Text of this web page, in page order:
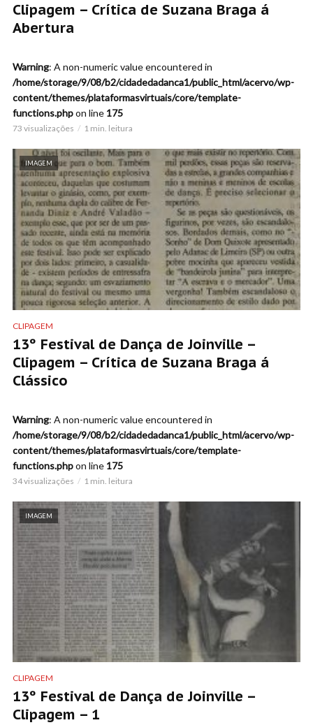
Clipagem – Crítica de Suzana Braga á
Abertura
Warning: A non-numeric value encountered in
/home/storage/9/08/b2/cidadedadanca1/public_html/acervo/wp-
content/themes/plataformasvirtuais/core/template-
functions.phpon line 175
73 visualizações 1 min. leitura
IMAGEM
CLIPAGEM
13º Festival de Dança de Joinville –
Clipagem – Crítica de Suzana Braga á
Clássico
Warning: A non-numeric value encountered in
/home/storage/9/08/b2/cidadedadanca1/public_html/acervo/wp-
content/themes/plataformasvirtuais/core/template-
functions.phpon line 175
34 visualizações 1 min. leitura
IMAGEM
CLIPAGEM
13º Festival de Dança de Joinville –
Clipagem – 1